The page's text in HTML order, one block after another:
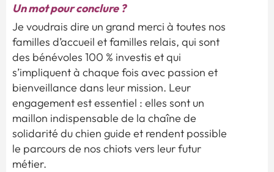
Un mot pour conclure ?
Je voudrais dire un grand merci à toutes nos
familles d’accueil et familles relais, qui sont
des bénévoles 100 % investis et qui
s’impliquent à chaque fois avec passion et
bienveillance dans leur mission. Leur
engagement est essentiel : elles sont un
maillon indispensable de la chaîne de
solidarité du chien guide et rendent possible
le parcours de nos chiots vers leur futur
métier.